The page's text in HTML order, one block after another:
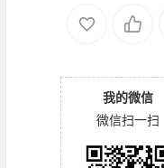
我的微信
微信扫一扫